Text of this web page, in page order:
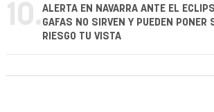
10.ALERTA EN NAVARRA ANTE EL
GAFAS NO SIRVEN Y PUEDEN PONER
RIESGO TU VISTA